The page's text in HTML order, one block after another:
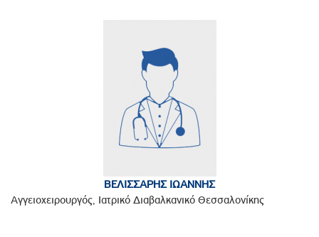
ΒΕΛΙΣΣΑΡΗΣ ΙΩΑΝΝΗΣ
Αγγειοχειρουργός, Ιατρικό Διαβαλκανικό Θεσσαλονίκης